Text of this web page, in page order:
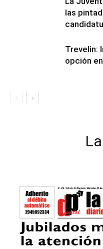
las
Trevelin:
opción